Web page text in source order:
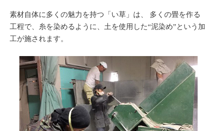
素材自体に多くの魅力を持つ「い草」は、 多くの畳を作る
工程で、糸を染めるように、土を使用した“泥染め”という加
工が施されます。